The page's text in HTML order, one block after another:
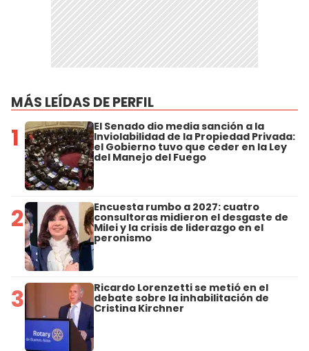
MÁS LEÍDAS DE PERFIL
1 El Senado dio media sanción a la
Inviolabilidad de la Propiedad Privada:
el Gobierno tuvo que ceder en la Ley
del Manejo del Fuego
2 Encuesta rumbo a 2027: cuatro
consultoras midieron el desgaste de
Milei y la crisis de liderazgo en el
peronismo
3 Ricardo Lorenzetti se metió en el
debate sobre la inhabilitación de
Cristina Kirchner